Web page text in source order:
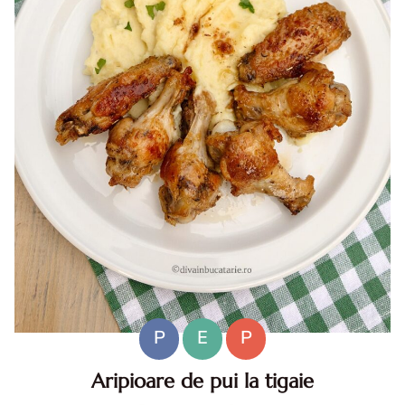
P E
P
Aripioare de pui la tigaie